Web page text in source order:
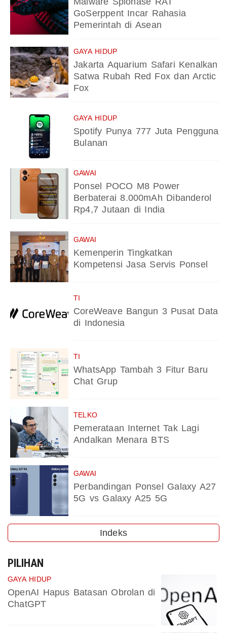
GoSerppent Incar Rahasia
Pemerintah di Asean
GAYA HIDUP
Jakarta Aquarium Safari Kenalkan
Satwa Rubah Red Fox dan Arctic
Fox
GAYA HIDUP
Spotify Punya 777 Juta Pengguna
Bulanan
GAWAI
Ponsel POCO M8 Power
Berbaterai 8.000mAh Dibanderol
Rp4,7 Jutaan di India
GAWAI
Kemenperin Tingkatkan
Kompetensi Jasa Servis Ponsel
TI
CoreWeave Bangun 3 Pusat Data
di Indonesia
TI
WhatsApp Tambah 3 Fitur Baru
Chat Grup
TELKO
Pemerataan Internet Tak Lagi
Andalkan Menara BTS
GAWAI
Perbandingan Ponsel Galaxy A27
5G vs Galaxy A25 5G
Indeks
PILIHAN
GAYA HIDUP
OpenAI Hapus Batasan Obrolan di
ChatGPT